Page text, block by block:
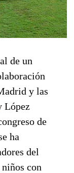
de un
y las
López
de
ha
del
con